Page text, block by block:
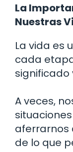
La
Nuestras
La vida es
cada
significado
A veces,
aferrarnos
de lo que